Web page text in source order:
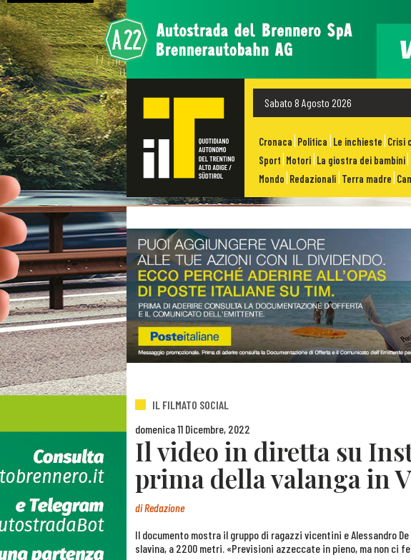
Sabato 8 Agosto 2026
Cronaca Politica Le inchieste Crisi
Sport Motori La giostra dei bambini
Mondo Redazionali Terra madre
IL FILMATO SOCIAL
domenica 11 Dicembre, 2022
Il video in diretta su
prima della valanga in
diRedazione
Il documento mostra il gruppo di ragazzi vicentini e Alessandro
slavina, a 2200 metri. «Previsioni azzeccate in pieno, ma non ci